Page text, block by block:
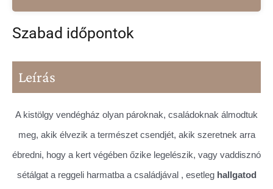
Leírás
A kistölgy vendégház olyan pároknak, családoknak álmodtuk
meg, akik élvezik a természet csendjét, akik szeretnek arra
ébredni, hogy a kert végében őzike legelészik, vagy vaddisznó
sétálgat a reggeli harmatba a családjával , esetleg hallgatod
Szabad időpontok